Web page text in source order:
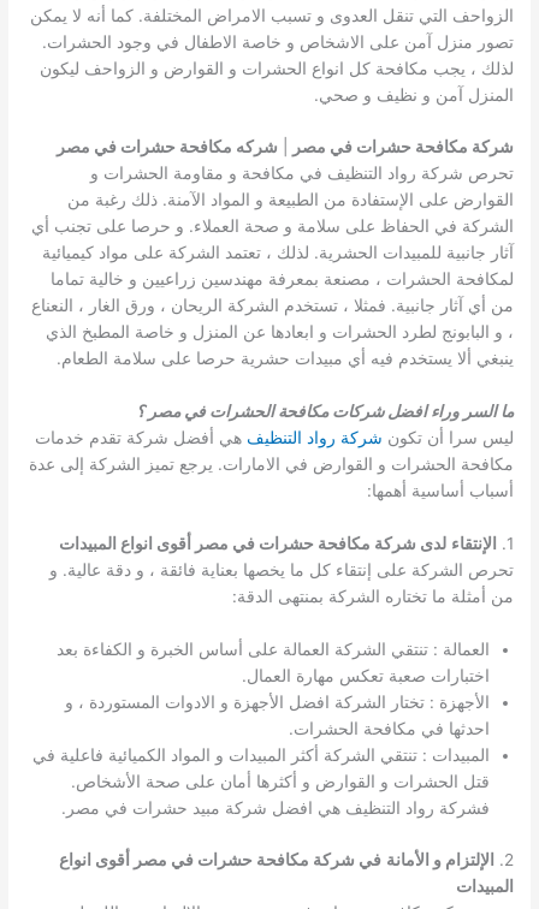
الزواحف التي تنقل العدوى و تسبب الامراض المختلفة. كما أنه لا يمكن
تصور منزل آمن على الاشخاص و خاصة الاطفال في وجود الحشرات.
لذلك ، يجب مكافحة كل انواع الحشرات و القوارض و الزواحف ليكون
المنزل آمن و نظيف و صحي.
شركة مكافحة حشرات في مصر
شركه مكافحة حشرات في مصر
تحرص شركة رواد التنظيف في مكافحة و مقاومة الحشرات و
القوارض على الإستفادة من الطبيعة و المواد الآمنة. ذلك رغبة من
الشركة في الحفاظ على سلامة و صحة العملاء. و حرصا على تجنب أي
آثار جانبية للمبيدات الحشرية. لذلك ، تعتمد الشركة على مواد كيميائية
لمكافحة الحشرات ، مصنعة بمعرفة مهندسين زراعيين و خالية تماما
من أي آثار جانبية. فمثلا ، تستخدم الشركة الريحان ، ورق الغار ، النعناع
، و البابونج لطرد الحشرات و ابعادها عن المنزل و خاصة المطبخ الذي
ينبغي ألا يستخدم فيه أي مبيدات حشرية حرصا على سلامة الطعام.
ما السر وراء افضل شركات مكافحة الحشرات في مصر ؟
ليس سرا أن تكون شركة رواد التنظيف هي أفضل شركة تقدم خدمات
مكافحة الحشرات و القوارض في الامارات. يرجع تميز الشركة إلى عدة
أسباب أساسية أهمها:
1. الإنتقاء لدى شركة مكافحة حشرات في مصر أقوى انواع المبيدات
تحرص الشركة على إنتقاء كل ما يخصها بعناية فائقة ، و دقة عالية. و
من أمثلة ما تختاره الشركة بمنتهى الدقة:
العمالة : تنتقي الشركة العمالة على أساس الخبرة و الكفاءة بعد
اختبارات صعبة تعكس مهارة العمال.
الأجهزة : تختار الشركة افضل الأجهزة و الادوات المستوردة ، و
احدثها في مكافحة الحشرات.
المبيدات : تنتقي الشركة أكثر المبيدات و المواد الكميائية فاعلية في
قتل الحشرات و القوارض و أكثرها أمان على صحة الأشخاص.
فشركة رواد التنظيف هي افضل شركة مبيد حشرات في مصر.
2. الإلتزام و الأمانة في شركة مكافحة حشرات في مصر أقوى انواع
المبيدات